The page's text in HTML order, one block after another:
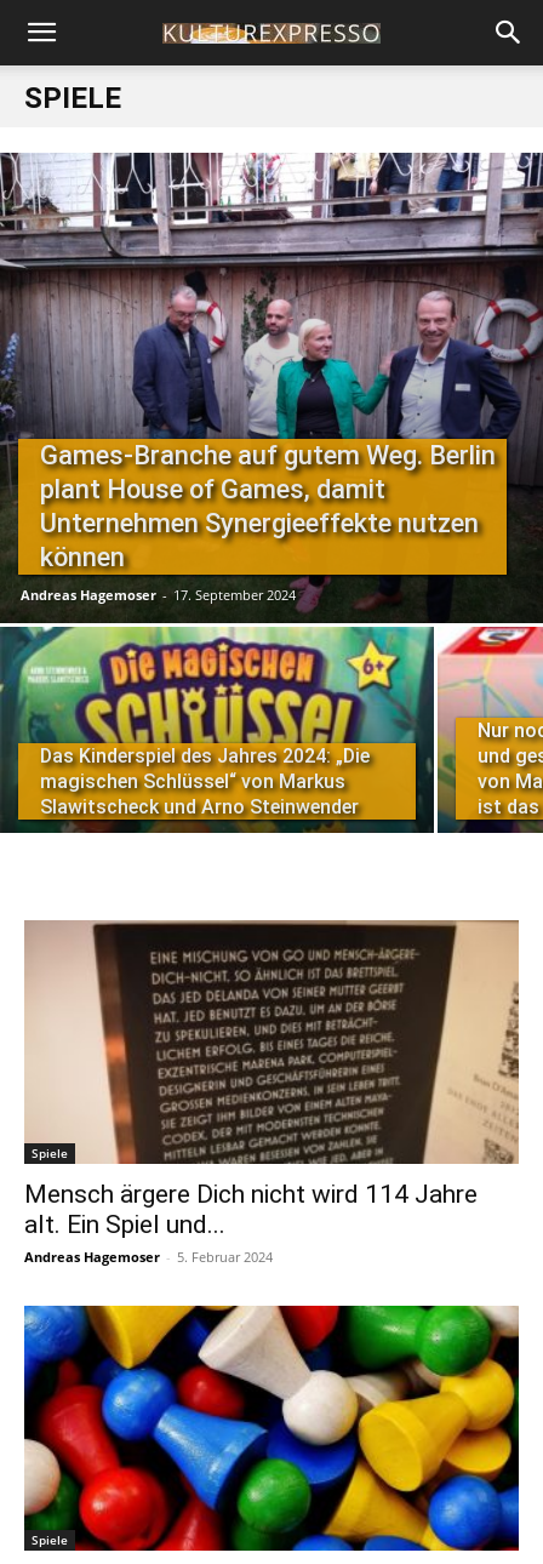
SPIELE
Games-Branche auf gutem Weg. Berlin
plant House of Games, damit
Unternehmen Synergieeffekte nutzen
können
Andreas Hagemoser - 17. September 2024
Das Kinderspiel des Jahres 2024: „Die
magischen Schlüssel“ von Markus
Slawitscheck und Arno Steinwender
Nur
und
von
ist das
Spiele
Mensch ärgere Dich nicht wird 114 Jahre
alt. Ein Spiel und...
Andreas Hagemoser - 5. Februar 2024
Spiele